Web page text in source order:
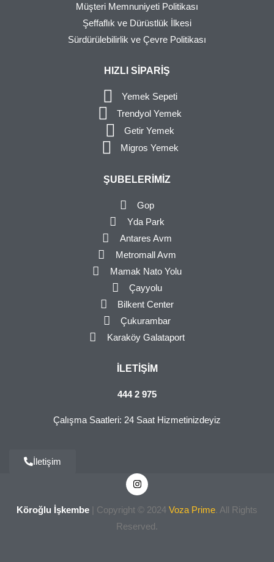
Müşteri Memnuniyeti Politikası
Şeffaflık ve Dürüstlük İlkesi
Sürdürülebilirlik ve Çevre Politikası
HIZLI SIPARIŞ
Yemek Sepeti
Trendyol Yemek
Getir Yemek
Migros Yemek
ŞUBELERIMIZ
Gop
Yda Park
Antares Avm
Metromall Avm
Mamak Nato Yolu
Çayyolu
Bilkent Center
Çukurambar
Karaköy Galataport
İLETIŞIM
444 2 975
Çalışma Saatleri: 24 Saat Hizmetinizdeyiz
İletişim
Köroğlu İşkembe | Copyright © 2024 Voza Prime. All Rights
Reserved.